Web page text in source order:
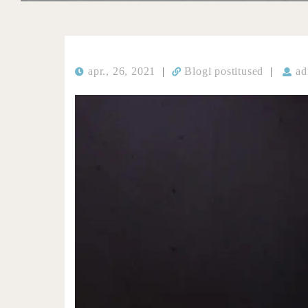
apr., 26, 2021 | Blogi postitused |